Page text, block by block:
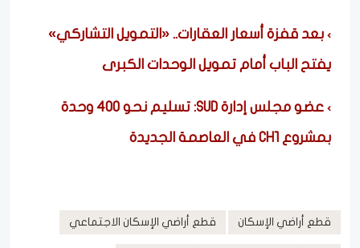
بعد قفزة أسعار العقارات.. «التمويل التشاركي»
يفتح الباب أمام تمويل الوحدات الكبرى
عضو مجلس إدارة SUD: تسليم نحو 400 وحدة
بمشروع CH1 في العاصمة الجديدة
قطع أراضي الإسكان قطع أراضي الإسكان الاجتماعي